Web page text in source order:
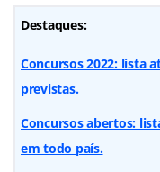
Destaques:
Concursos 2022: lista
previstas.
Concursos abertos:
em todo país.